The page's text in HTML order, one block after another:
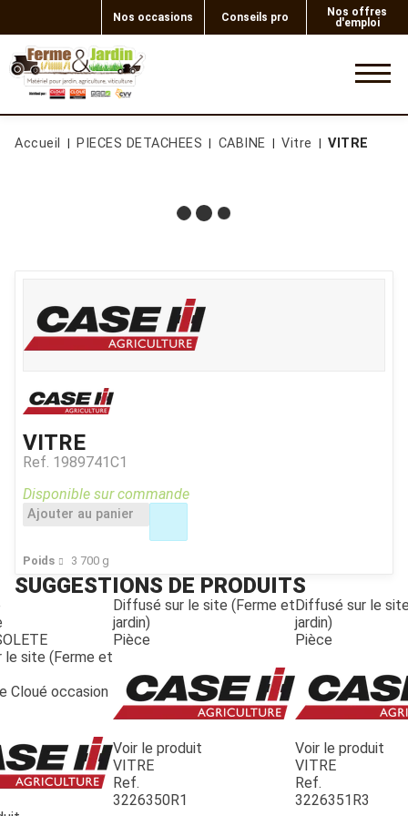
Nos occasions Conseils pro
Nos offres
d'emploi
Accueil PIECES DETACHEES CABINE Vitre VITRE
VITRE
Ref. 1989741C1
Poids 3 700 g
Disponible sur commande
Ajouter au panier
SUGGESTIONS DE PRODUITS
le site (Ferme et
Cloué occasion
Diffusé sur le site (Ferme et
jardin)
Pièce
Voir le produit
VITRE
Ref.
3226350R1
Diffusé sur le
jardin)
Pièce
Voir le produit
VITRE
Ref.
3226351R3